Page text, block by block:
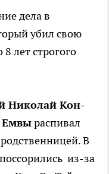
дела в
убил свою
лет строгого
Николай Кон-
Емвыраспивал
В
из-за